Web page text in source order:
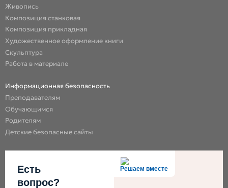
Живопись
Композиция станковая
Композиция прикладная
Художественное оформление книги
Скульптура
Работа в материале
Информационная безопасность
Преподавателям
Обучающимся
Родителям
Детские безопасные сайты
Решаем вместе
Есть
вопрос?